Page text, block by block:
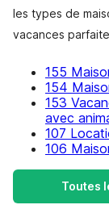
les types de
vacances
155
154
153
avec
107
106
Toutes